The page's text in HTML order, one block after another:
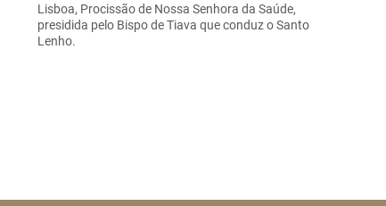
Lisboa, Procissão de Nossa Senhora da Saúde,
presidida pelo Bispo de Tiava que conduz o Santo
Lenho.